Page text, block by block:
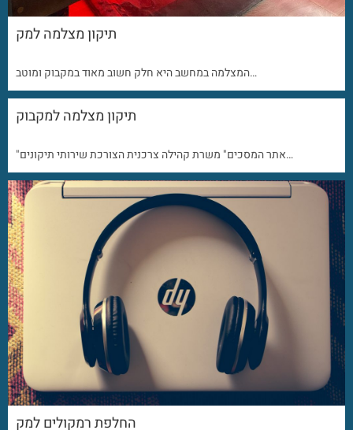
תיקון מצלמה למק
המצלמה במחשב היא חלק חשוב מאוד במקבוק ומוטב…
תיקון מצלמה למקבוק
"אתר המסכים" משרת קהילה צרכנית הצורכת שירותי תיקונים…
החלפת רמקולים למק